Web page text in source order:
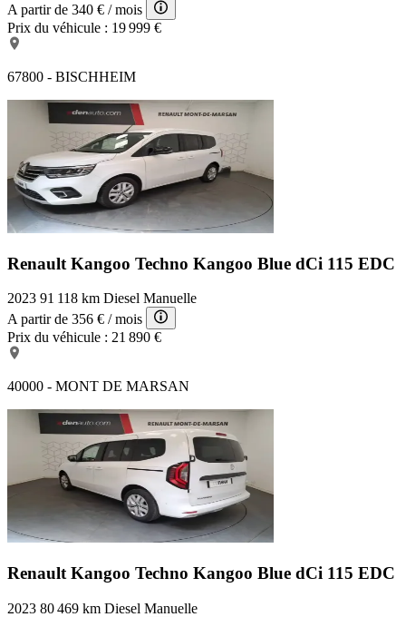
A partir de 340 € / mois
Prix du véhicule : 19 999 €
67800 - BISCHHEIM
Renault Kangoo Techno Kangoo Blue dCi 115 EDC
2023 91 118 km Diesel Manuelle
A partir de 356 € / mois
Prix du véhicule : 21 890 €
40000 - MONT DE MARSAN
Renault Kangoo Techno Kangoo Blue dCi 115 EDC
2023 80 469 km Diesel Manuelle